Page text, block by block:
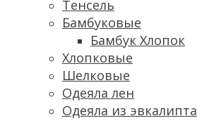
Тенсель
Бамбуковые
Бамбук Хлопок
Хлопковые
Шелковые
Одеяла лен
Одеяла из эвкалипта